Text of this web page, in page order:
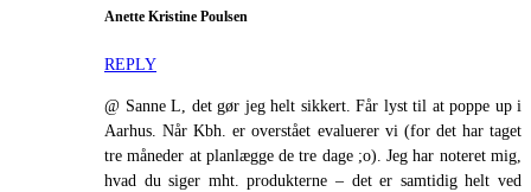
Anette Kristine Poulsen
REPLY
@ Sanne L, det gør jeg helt sikkert. Får lyst til at poppe up i
Aarhus. Når Kbh. er overstået evaluerer vi (for det har taget
tre måneder at planlægge de tre dage ;o). Jeg har noteret mig,
hvad du siger mht. produkterne – det er samtidig helt ved